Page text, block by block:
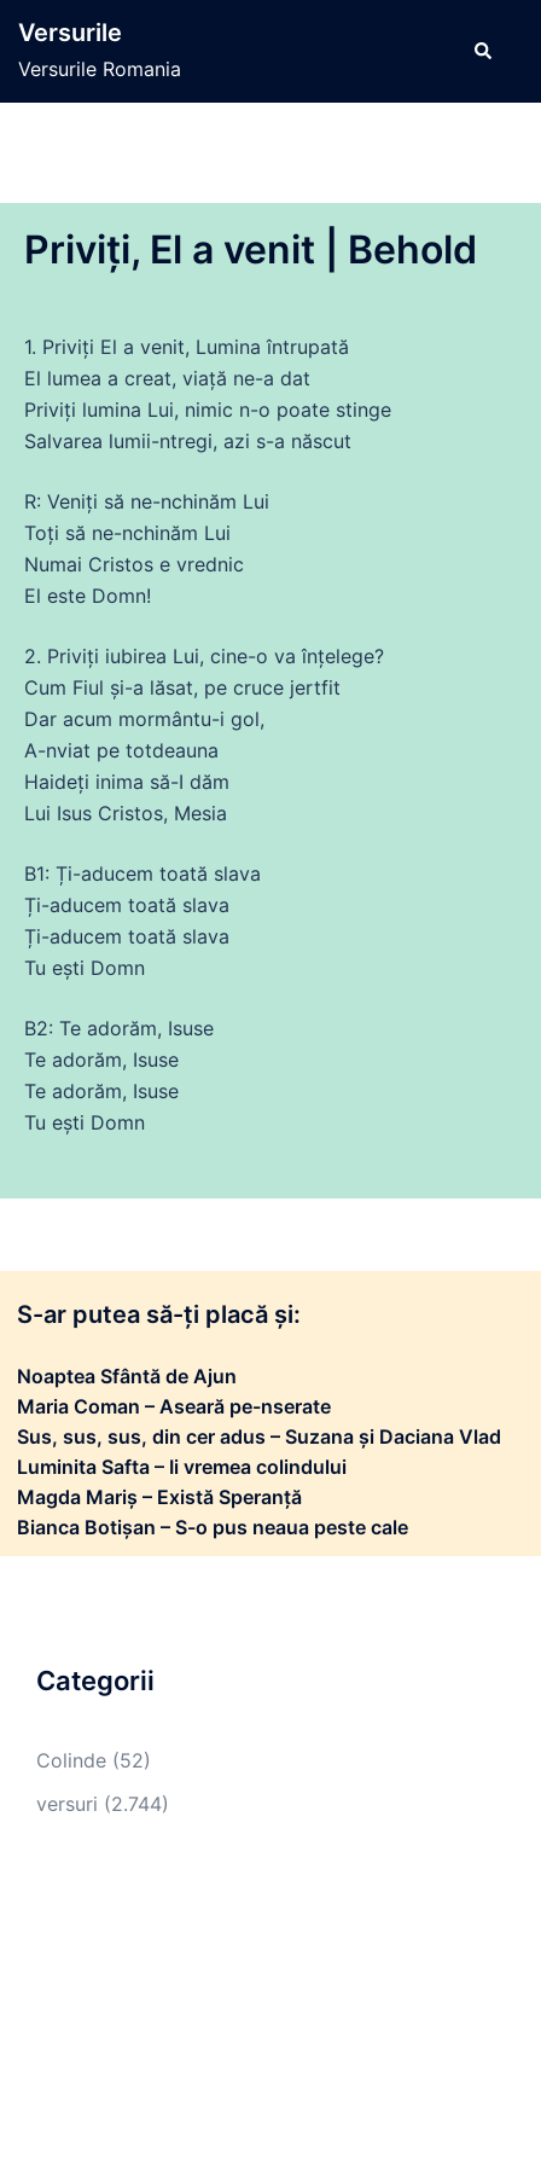
conținut
Versurile
Versurile Romania
Caută
Priviți, El a venit | Behold
1. Priviți El a venit, Lumina întrupată
El lumea a creat, viață ne-a dat
Priviți lumina Lui, nimic n-o poate stinge
Salvarea lumii-ntregi, azi s-a născut
R: Veniți să ne-nchinăm Lui
Toți să ne-nchinăm Lui
Numai Cristos e vrednic
El este Domn!
2. Priviți iubirea Lui, cine-o va înțelege?
Cum Fiul și-a lăsat, pe cruce jertfit
Dar acum mormântu-i gol,
A-nviat pe totdeauna
Haideți inima să-I dăm
Lui Isus Cristos, Mesia
B1: Ți-aducem toată slava
Ți-aducem toată slava
Ți-aducem toată slava
Tu ești Domn
B2: Te adorăm, Isuse
Te adorăm, Isuse
Te adorăm, Isuse
Tu ești Domn
S-ar putea să-ți placă și:
Noaptea Sfântă de Ajun
Maria Coman – Aseară pe-nserate
Sus, sus, sus, din cer adus – Suzana și Daciana Vlad
Luminita Safta – Ii vremea colindului
Magda Mariș – Există Speranță
Bianca Botișan – S-o pus neaua peste cale
Categorii
Colinde (52)
versuri (2.744)